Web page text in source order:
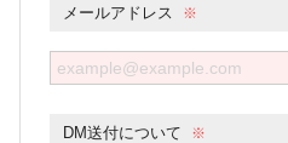
メールアドレス
DM送付について